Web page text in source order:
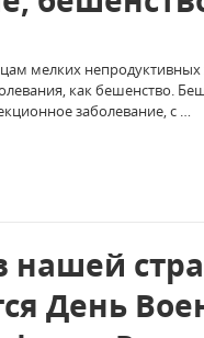
мелких
как бешенство.
заболевание, с …
нашей
День